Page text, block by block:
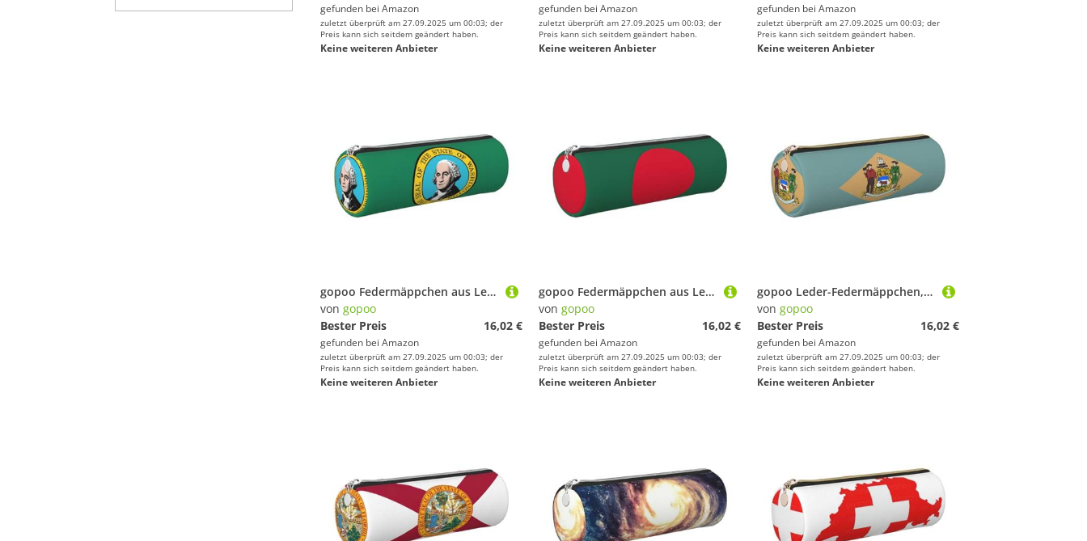
gefunden bei Amazon
zuletzt überprüft am 27.09.2025 um 00:03; der
Preis kann sich seitdem geändert haben.
Keine weiteren Anbieter
gefunden bei Amazon
zuletzt überprüft am 27.09.2025 um 00:03; der
Preis kann sich seitdem geändert haben.
Keine weiteren Anbieter
gefunden bei Amazon
zuletzt überprüft am 27.09.2025 um 00:03; der
Preis kann sich seitdem geändert haben.
Keine weiteren Anbieter
gopoo Federmäppchen aus Leder mit Washington-Flagge, schlanke ästhetische Ledertasche, Schreibwaren-Organizer-Tasche mit tragbarem Metallring, silber, Einheitsgröße, Kartenhalter
von gopoo
Bester Preis
16,02 €
gefunden bei Amazon
zuletzt überprüft am 27.09.2025 um 00:03; der
Preis kann sich seitdem geändert haben.
Keine weiteren Anbieter
gopoo Federmäppchen aus Leder, Motiv: Flagge von Bangladesch, schlanke ästhetische Ledertasche, Schreibwaren-Organizer-Tasche mit tragbarem Metallring, silber, Einheitsgröße, Kartenhalter
von gopoo
Bester Preis
16,02 €
gefunden bei Amazon
zuletzt überprüft am 27.09.2025 um 00:03; der
Preis kann sich seitdem geändert haben.
Keine weiteren Anbieter
gopoo Leder-Federmäppchen, Motiv: Flagge von Delaware, schlanke ästhetische Ledertasche, Schreibwaren-Organizer-Tasche mit tragbarem Metallring, gold, Einheitsgröße, Kartenhalter
von gopoo
Bester Preis
16,02 €
gefunden bei Amazon
zuletzt überprüft am 27.09.2025 um 00:03; der
Preis kann sich seitdem geändert haben.
Keine weiteren Anbieter